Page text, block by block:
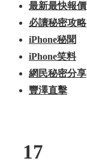
最新最快報價
必讀秘密攻略
iPhone秘聞
iPhone笑料
網民秘密分享
豐澤直擊
17